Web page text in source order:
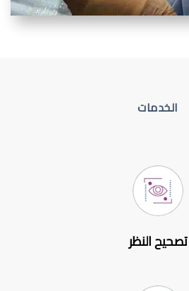
الخدمات
تصحيح النظر